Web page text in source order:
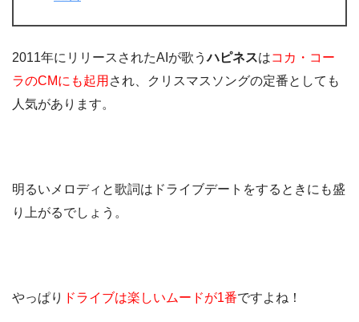
2011年にリリースされたAIが歌うハピネスはコカ・コー
ラのCMにも起用 され、クリスマスソングの定番としても
人気があります。
明るいメロディと歌詞はドライブデートをするときにも盛
り上がるでしょう。
やっぱり ドライブは楽しいムードが1番ですよね！